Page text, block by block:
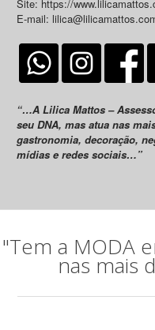
Site: https://
E-mail:
“…A Lilica Mattos –
seu DNA, mas atua nas
gastronomia, decoração,
mídias e redes sociais…”
"Tem a MODA
nas mais